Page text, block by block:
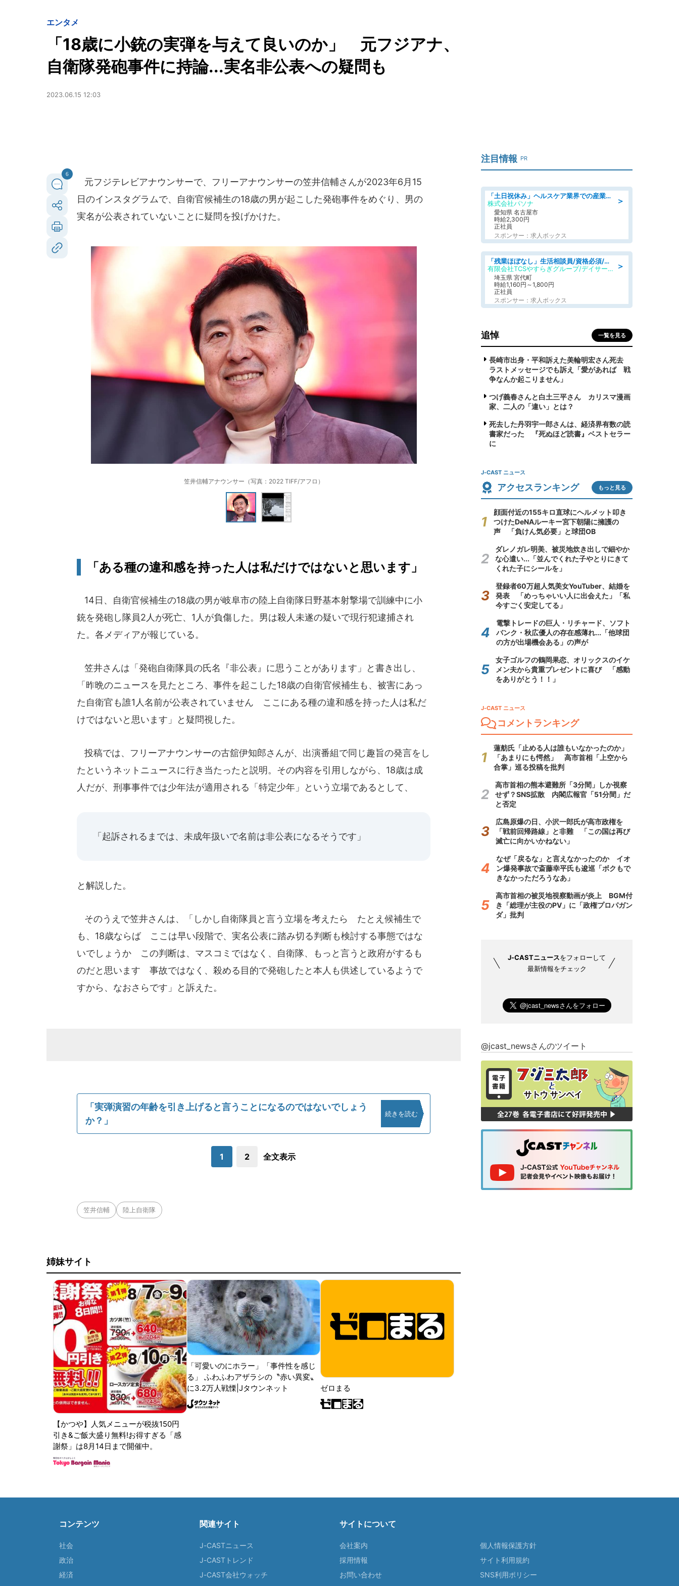
エンタメ
「18歳に小銃の実弾を与えて良いのか」 元フジアナ、
自衛隊発砲事件に持論...実名非公表への疑問も
2023.06.15 12:03
6
元フジテレビアナウンサーで、フリーアナウンサーの笠井信輔さんが2023年6月15
日のインスタグラムで、自衛官候補生の18歳の男が起こした発砲事件をめぐり、男の
実名が公表されていないことに疑問を投げかけた。
笠井信輔アナウンサー（写真：2022 TIFF/アフロ）
「ある種の違和感を持った人は私だけではないと思います」
14日、自衛官候補生の18歳の男が岐阜市の陸上自衛隊日野基本射撃場で訓練中に小
銃を発砲し隊員2人が死亡、1人が負傷した。男は殺人未遂の疑いで現行犯逮捕され
た。各メディアが報じている。
笠井さんは「発砲自衛隊員の氏名『非公表』に思うことがあります」と書き出し、
「昨晩のニュースを見たところ、事件を起こした18歳の自衛官候補生も、被害にあっ
た自衛官も誰1人名前が公表されていません ここにある種の違和感を持った人は私だ
けではないと思います」と疑問視した。
投稿では、フリーアナウンサーの古舘伊知郎さんが、出演番組で同じ趣旨の発言をし
たというネットニュースに行き当たったと説明。その内容を引用しながら、18歳は成
人だが、刑事事件では少年法が適用される「特定少年」という立場であるとして、
「起訴されるまでは、未成年扱いで名前は非公表になるそうです」
と解説した。
そのうえで笠井さんは、「しかし自衛隊員と言う立場を考えたら たとえ候補生で
も、18歳ならば ここは早い段階で、実名公表に踏み切る判断も検討する事態ではな
いでしょうか この判断は、マスコミではなく、自衛隊、もっと言うと政府がするも
のだと思います 事故ではなく、殺める目的で発砲したと本人も供述しているようで
すから、なおさらです」と訴えた。
「実弾演習の年齢を引き上げると言うことになるのではないでしょう
か？」
続きを読む
1 2 全文表示
笠井信輔 陸上自衛隊
姉妹サイト
【かつや】人気メニューが税抜150円
引き&ご飯大盛り無料!お得すぎる「感
謝祭」は8月14日まで開催中。
「可愛いのにホラー」「事件性を感じ
る」 ふわふわアザラシの〝赤い異変〟
に3.2万人戦慄|Jタウンネット
ゼロまる
注目情報 PR
＞
「土日祝休み」ヘルスケア業界での産業保健師業務/看護師/高時給/未経験OK/要資格:正看護師
株式会社パソナ
愛知県 名古屋市
時給2,300円
正社員
スポンサー：求人ボックス
＞
「残業ほぼなし」生活相談員/資格必須/正職員/日勤のみ/デイサービス
有限会社TCSやすらぎグループ/デイサービスやすらぎ
埼玉県 宮代町
時給1,160円～1,800円
正社員
スポンサー：求人ボックス
追悼 一覧を見る
長崎市出身・平和訴えた美輪明宏さん死去
ラストメッセージでも訴え「愛があれば 戦
争なんか起こりません」
つげ義春さんと白土三平さん カリスマ漫画
家、二人の「違い」とは？
死去した丹羽宇一郎さんは、経済界有数の読
書家だった 『死ぬほど読書』ベストセラー
に
J-CAST ニュース
アクセスランキング もっと見る
顔面付近の155キロ直球にヘルメット叩き
つけたDeNAルーキー宮下朝陽に擁護の
声 「負けん気必要」と球団OB
ダレノガレ明美、被災地炊き出しで細やか
な心遣い...「並んでくれた子やとりにきて
くれた子にシールを」
登録者60万超人気美女YouTuber、結婚を
発表 「めっちゃいい人に出会えた」「私
今すごく安定してる」
電撃トレードの巨人・リチャード、ソフト
バンク・秋広優人の存在感薄れ...「他球団
の方が出場機会ある」の声が
女子ゴルフの鶴岡果恋、オリックスのイケ
メン夫から貴重プレゼントに喜び 「感動
をありがとう！！」
J-CAST ニュース
コメントランキング
蓮舫氏「止める人は誰もいなかったのか」
「あまりにも愕然」 高市首相「上空から
合掌」巡る投稿を批判
高市首相の熊本避難所「3分間」しか視察
せず？SNS拡散 内閣広報官「51分間」だ
と否定
広島原爆の日、小沢一郎氏が高市政権を
「戦前回帰路線」と非難 「この国は再び
滅亡に向かいかねない」
なぜ「戻るな」と言えなかったのか イオ
ン爆発事故で斎藤幸平氏も逡巡「ボクもで
きなかっただろうなあ」
高市首相の被災地視察動画が炎上 BGM付
き「総理が主役のPV」に「政権プロパガン
ダ」批判
J-CASTニュースをフォローして
最新情報をチェック
@jcast_newsさんのツイート
コンテンツ
社会
政治
経済
関連サイト
J-CASTニュース
J-CASTトレンド
J-CAST会社ウォッチ
サイトについて
会社案内
採用情報
お問い合わせ
個人情報保護方針
サイト利用規約
SNS利用ポリシー